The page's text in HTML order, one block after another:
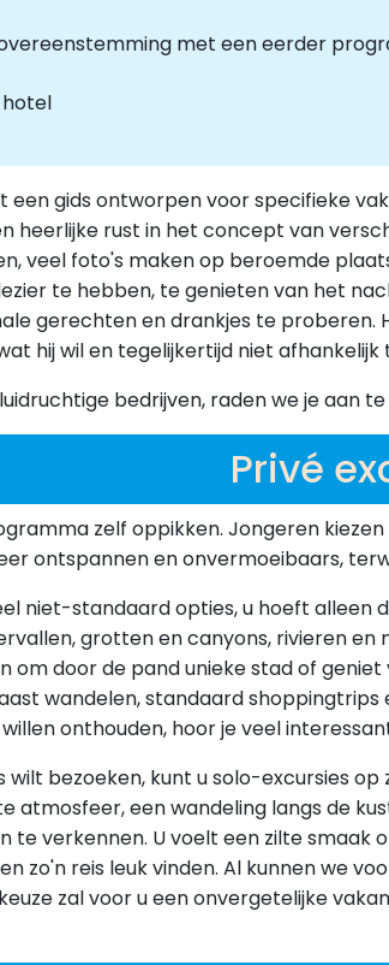
met een eerder
een gids ontworpen voor specifieke
heerlijke rust in het concept van
veel foto's maken op beroemde
te hebben, te genieten van het
gerechten en drankjes te proberen.
hij wil en tegelijkertijd niet
bedrijven, raden we je aan
Privé
zelf oppikken. Jongeren
ontspannen en onvermoeibaars,
niet-standaard opties, u hoeft
grotten en canyons, rivieren
om door de pand unieke stad of
wandelen, standaard
onthouden, hoor je veel
wilt bezoeken, kunt u solo-excursies
atmosfeer, een wandeling langs de
te verkennen. U voelt een zilte smaak
zo'n reis leuk vinden. Al kunnen we
zal voor u een onvergetelijke